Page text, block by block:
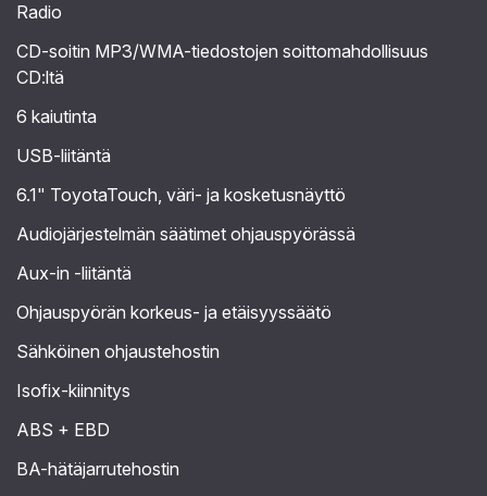
Radio
CD-soitin MP3/WMA-tiedostojen soittomahdollisuus
CD:ltä
6 kaiutinta
USB-liitäntä
6.1" ToyotaTouch, väri- ja kosketusnäyttö
Audiojärjestelmän säätimet ohjauspyörässä
Aux-in -liitäntä
Ohjauspyörän korkeus- ja etäisyyssäätö
Sähköinen ohjaustehostin
Isofix-kiinnitys
ABS + EBD
BA-hätäjarrutehostin